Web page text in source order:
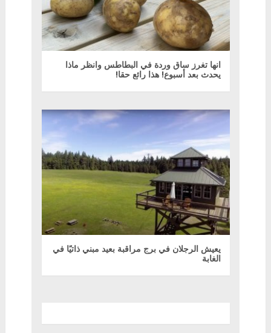
انها تغرز ساق وردة في البطاطس وانظر ماذا
يحدث بعد أسبوع! هذا رائع حقا!
يعيش الرجلان في برج مراقبة بعيد مبني ذاتيًا في
الغابة